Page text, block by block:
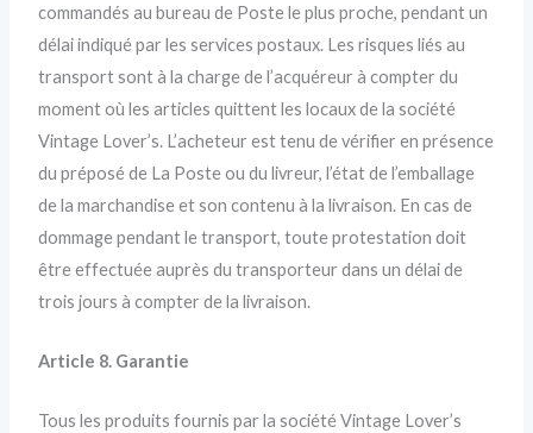
commandés au bureau de Poste le plus proche, pendant un
délai indiqué par les services postaux. Les risques liés au
transport sont à la charge de l’acquéreur à compter du
moment où les articles quittent les locaux de la société
Vintage Lover’s. L’acheteur est tenu de vérifier en présence
du préposé de La Poste ou du livreur, l’état de l’emballage
de la marchandise et son contenu à la livraison. En cas de
dommage pendant le transport, toute protestation doit
être effectuée auprès du transporteur dans un délai de
trois jours à compter de la livraison.
Article 8. Garantie
Tous les produits fournis par la société Vintage Lover’s